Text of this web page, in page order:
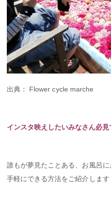
出典： Flower cycle marche
インスタ映えしたいみなさん必見
誰もが夢見たことある、お風呂
手軽にできる方法をご紹介します